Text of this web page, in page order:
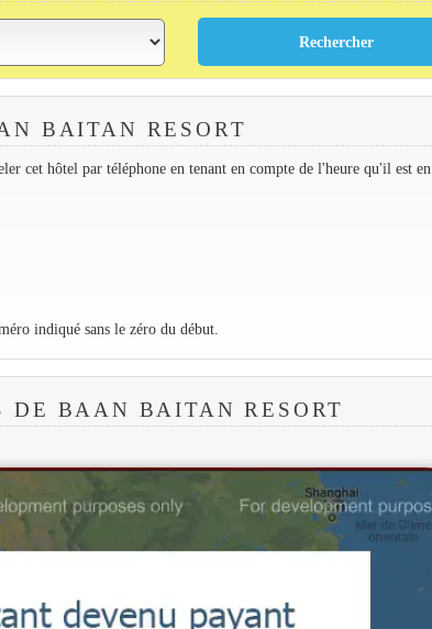
BAITAN RESORT
cet hôtel par téléphone en tenant en compte de l'heure qu'il est en
indiqué sans le zéro du début.
DE BAAN BAITAN RESORT